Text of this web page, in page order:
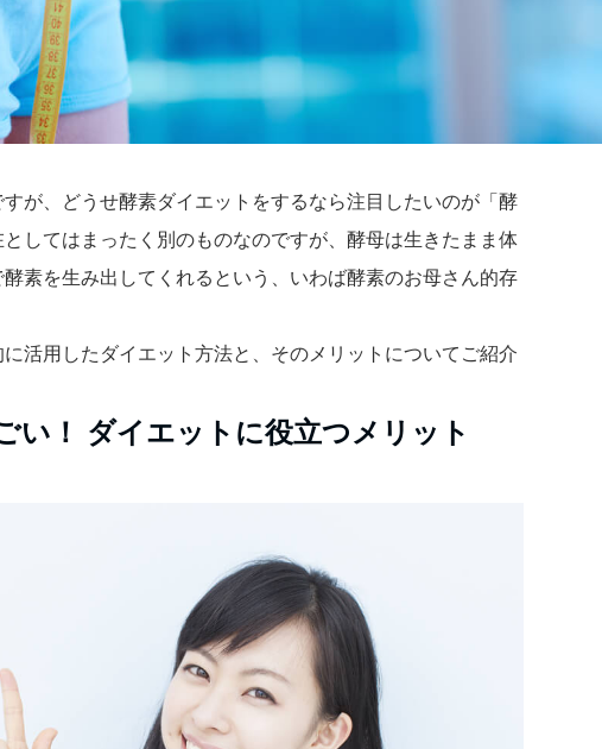
が、どうせ酵素ダイエットをするなら注目したいのが「酵
してはまったく別のものなのですが、酵母は生きたまま体
素を生み出してくれるという、いわば酵素のお母さん的存
活用したダイエット方法と、そのメリットについてご紹介
い！ ダイエットに役立つメリット